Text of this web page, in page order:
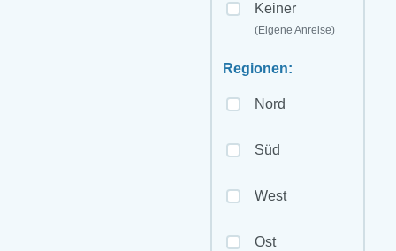
Keiner
(Eigene Anreise)
Regionen:
Nord
Süd
West
Ost